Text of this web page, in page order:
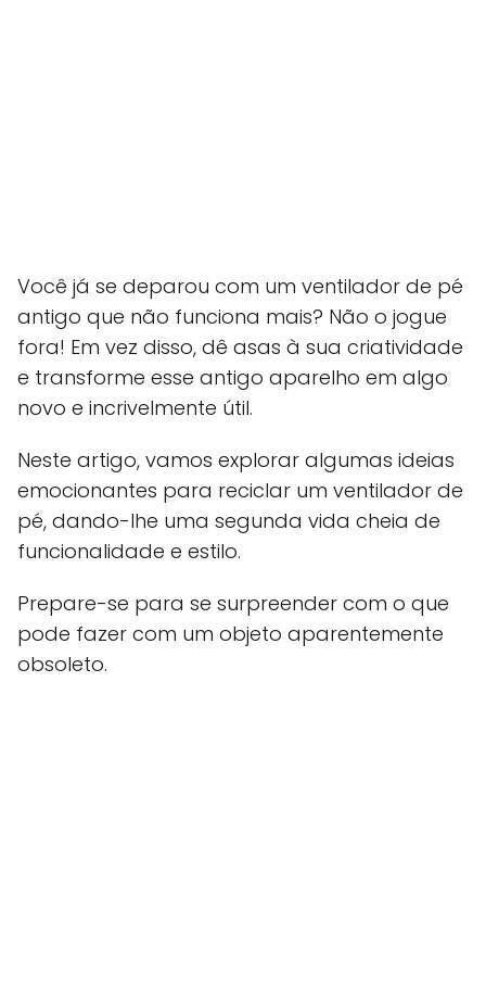
Você já se deparou com um ventilador de pé
antigo que não funciona mais? Não o jogue
fora! Em vez disso, dê asas à sua criatividade
e transforme esse antigo aparelho em algo
novo e incrivelmente útil.
Neste artigo, vamos explorar algumas ideias
emocionantes para reciclar um ventilador de
pé, dando-lhe uma segunda vida cheia de
funcionalidade e estilo.
Prepare-se para se surpreender com o que
pode fazer com um objeto aparentemente
obsoleto.